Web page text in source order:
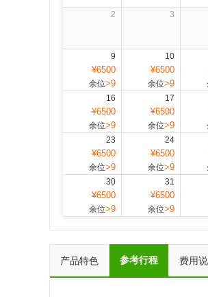
2 3
9
¥6500
余位>9
10
¥6500
余位>9
16
¥6500
余位>9
17
¥6500
余位>9
23
¥6500
余位>9
24
¥6500
余位>9
30
¥6500
余位>9
31
¥6500
余位>9
产品特色 参考行程 费用